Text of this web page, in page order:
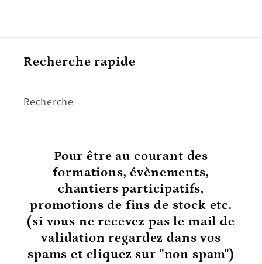
Recherche rapide
Recherche
Pour être au courant des
formations, évènements,
chantiers participatifs,
promotions de fins de stock etc.
(si vous ne recevez pas le mail de
validation regardez dans vos
spams et cliquez sur "non spam")